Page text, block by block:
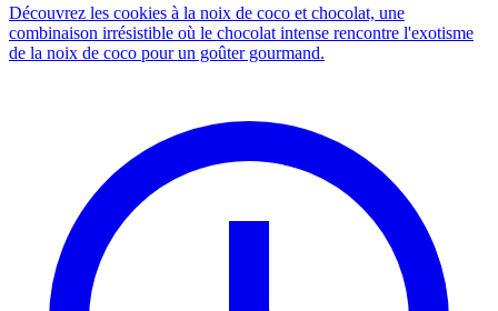
Découvrez les cookies à la noix de coco et chocolat, une
combinaison irrésistible où le chocolat intense rencontre l'exotisme
de la noix de coco pour un goûter gourmand.